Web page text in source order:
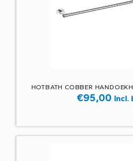
HOTBATH COBBER
€95,00 Incl.